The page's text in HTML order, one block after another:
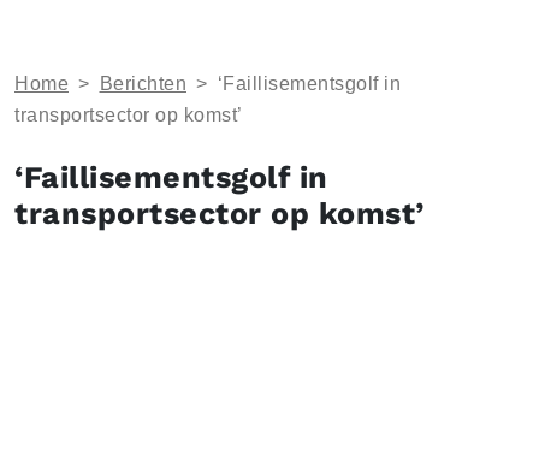
Home > Berichten > ‘Faillisementsgolf in
transportsector op komst’
‘Faillisementsgolf in
transportsector op komst’